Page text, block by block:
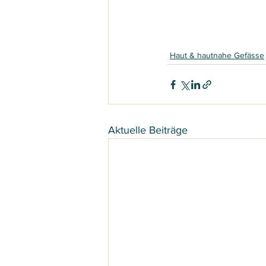
Haut & hautnahe Gefässe
Aktuelle Beiträge